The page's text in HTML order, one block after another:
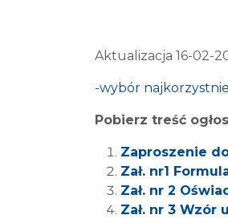
Aktualizacja 16-02-
-wybór
Pobierz treść
Zaproszenie
Zał. nr1
Zał. nr 2
Zał. nr 3 Wzór